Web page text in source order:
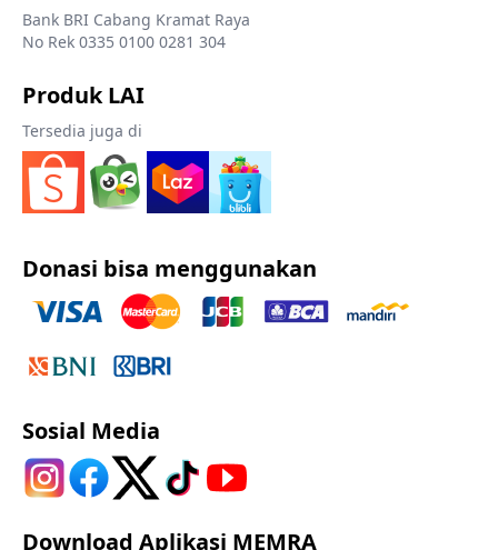
Bank BRI Cabang Kramat Raya
No Rek 0335 0100 0281 304
Produk LAI
Tersedia juga di
Donasi bisa menggunakan
Sosial Media
Download Aplikasi MEMRA